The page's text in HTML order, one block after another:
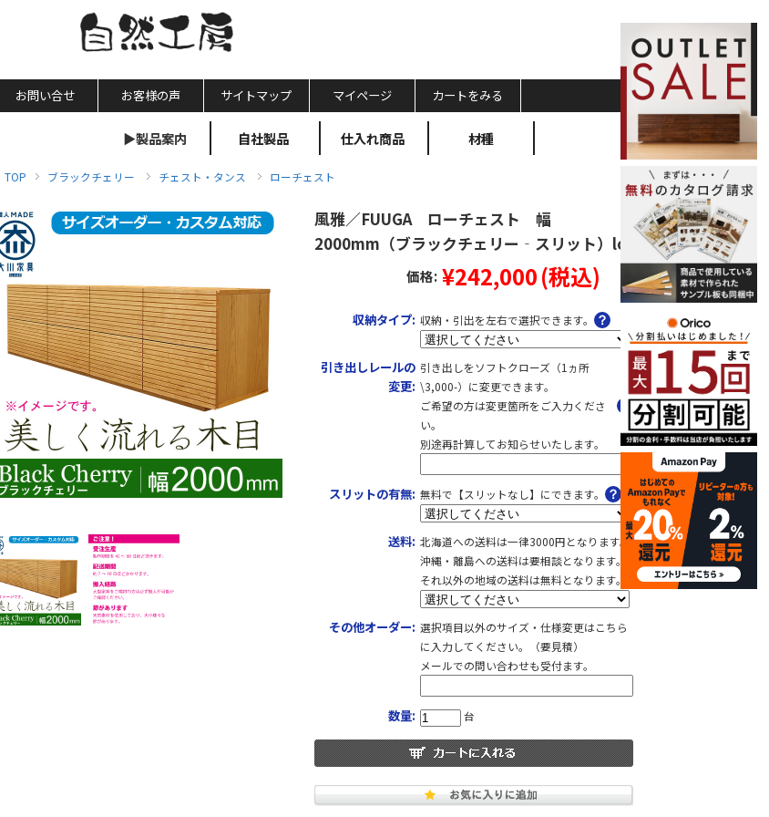
お問い合せ お客様の声 サイトマップ マイページ カートをみる
▶製品案内 自社製品 仕入れ商品 材種
TOP ブラックチェリー チェスト・タンス ローチェスト
風雅／FUUGA ローチェスト 幅
2000mm（ブラックチェリー‐スリット）lo
価格: ¥242,000(税込)
収納タイプ: 収納・引出を左右で選択できます。
引き出しレールの
変更:
引き出しをソフトクローズ（1ヵ所
\3,000-）に変更できます。
ご希望の方は変更箇所をご入力くださ
い。
別途再計算してお知らせいたします。
スリットの有無: 無料で【スリットなし】にできます。
送料: 北海道への送料は一律3000円となります。
沖縄・離島への送料は要相談となります。
それ以外の地域の送料は無料となります。
その他オーダー: 選択項目以外のサイズ・仕様変更はこちら
に入力してください。（要見積）
メールでの問い合わせも受付ます。
数量: 台